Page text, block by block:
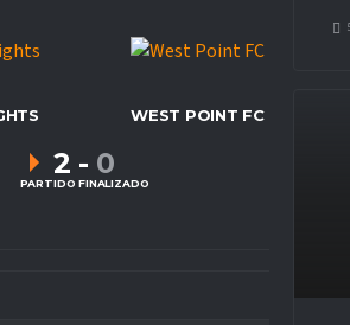
WEST POINT FC
2 - 0
PARTIDO FINALIZADO